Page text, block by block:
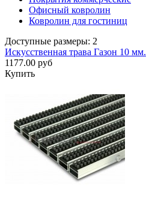
Офисный ковролин
Ковролин для гостиниц
Доступные размеры: 2
Искусственная трава Газон 10 мм.
1177.00 руб
Купить